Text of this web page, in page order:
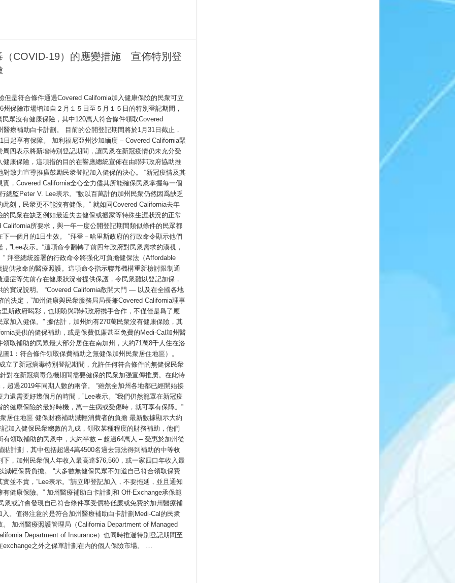
（COVID-19）的應變措施 宣佈特別登
但是符合條件通過Covered California加入健康保險的民衆可立
保險市場增加自２月１５日至５月１５日的特別登記期間，
眾沒有健康保險，其中120萬人符合條件領取Covered
療補助白卡計劃。 目前的公開登記期間將於1月31日截止，
起享有保障。 加利福尼亞州沙加緬度 – Covered California緊
四表示將新增特別登記期間，讓民衆在新冠疫情仍未充分受
康保險，這項措的目的在響應總統宣佈在由聯邦政府協助推
致力宣導推廣鼓勵民衆登記加入健保的決心。 “新冠疫情及其
，Covered California全心全力儘其所能確保民衆掌握每一個
總監Peter V. Lee表示。“數以百萬計的加州民衆仍然因爲缺乏
刻，民衆更不能沒有健保。” 就如同Covered California去年
民衆在缺乏例如最近失去健保或搬家等特殊生涯狀況的正常
所要求，與一年一度公開登記期間類似條件的民眾都
一個月的1日生效。 “拜登－哈里斯政府的行政命令顯示他們
”Lee表示。“這項命令翻轉了前四年政府對民衆需求的漠視，
拜登總統簽署的行政命令將强化可負擔健保法（Affordable
供救命的醫療照護。這項命令指示聯邦機構重新檢討限制通
症等先前存在健康狀況者提供保護，令民衆難以登記加保，
實況説明。 “Covered California敞開大門 — 以及在全國各地
決定，”加州健康與民衆服務局局長兼Covered California理事
斯政府喝彩，也期盼與聯邦政府携手合作，不僅僅是爲了應
加入健保。” 據估計，加州約有270萬民衆沒有健康保險，其
提供的健保補助，或是保費低廉甚至免費的Medi-Cal加州醫
取補助的民眾最大部分居住在南加州，大約71萬8千人住在洛
1：符合條件領取保費補助之無健保加州民衆居住地區）。
立了新冠病毒特別登記期間，允許任何符合條件的無健保民衆
對在新冠病毒危機期間需要健保的民衆加强宣傳推廣。在此特
超過2019年同期人數的兩倍。 “雖然全加州各地都已經開始接
還需要好幾個月的時間，”Lee表示。“我們仍然籠罩在新冠疫
健康保險的最好時機，萬一生病或受傷時，就可享有保障。”
居住地區 健保財務補助減輕消費者的負擔 最新數據顯示大約
加入健保民衆總數的九成，領取某種程度的財務補助，他們
領取補助的民衆中，大約半數 – 超過64萬人 – 受惠於加州從
計劃，其中包括超過4萬4500名過去無法得到補助的中等收
，加州民衆個人年收入最高達$76,560，或一家四口年收入最
輕保費負擔。 “大多數無健保民眾不知道自己符合領取保費
並不貴，”Lee表示。“請立即登記加入，不要拖延，並且通知
健康保險。” 加州醫療補助白卡計劃和 Off-Exchange承保範
衆或許會發現自己符合條件享受價格低廉或免費的加州醫療補
。值得注意的是符合加州醫療補助白卡計劃Medi-Cal的民衆
加州醫療照護管理局（California Department of Managed
Department of Insurance）也同時推遲特別登記期間至
exchange之外之保單計劃在内的個人保險市場。 …